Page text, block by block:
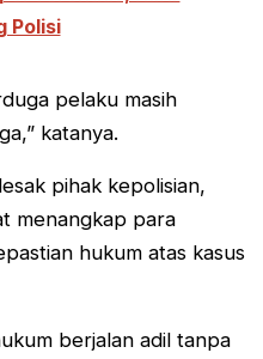
Polisi
pelaku masih
katanya.
pihak kepolisian,
menangkap para
hukum atas kasus
berjalan adil tanpa